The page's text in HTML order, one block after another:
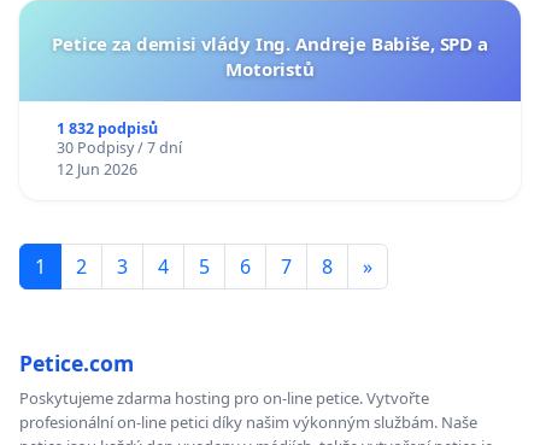
Petice za demisi vlády Ing. Andreje Babiše, SPD a
Motoristů
1 832 podpisů
30 Podpisy / 7 dní
12 Jun 2026
1 2 3 4 5 6 7 8 »
Petice.com
Poskytujeme zdarma hosting pro on-line petice. Vytvořte
profesionální on-line petici díky našim výkonným službám. Naše